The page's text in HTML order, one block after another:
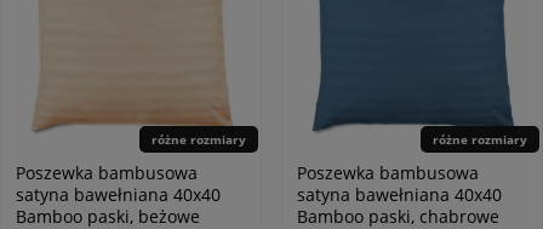
różne rozmiary
Poszewka bambusowa
satyna bawełniana 40x40
Bamboo paski, beżowe
różne rozmiary
Poszewka bambusowa
satyna bawełniana 40x40
Bamboo paski, chabrowe